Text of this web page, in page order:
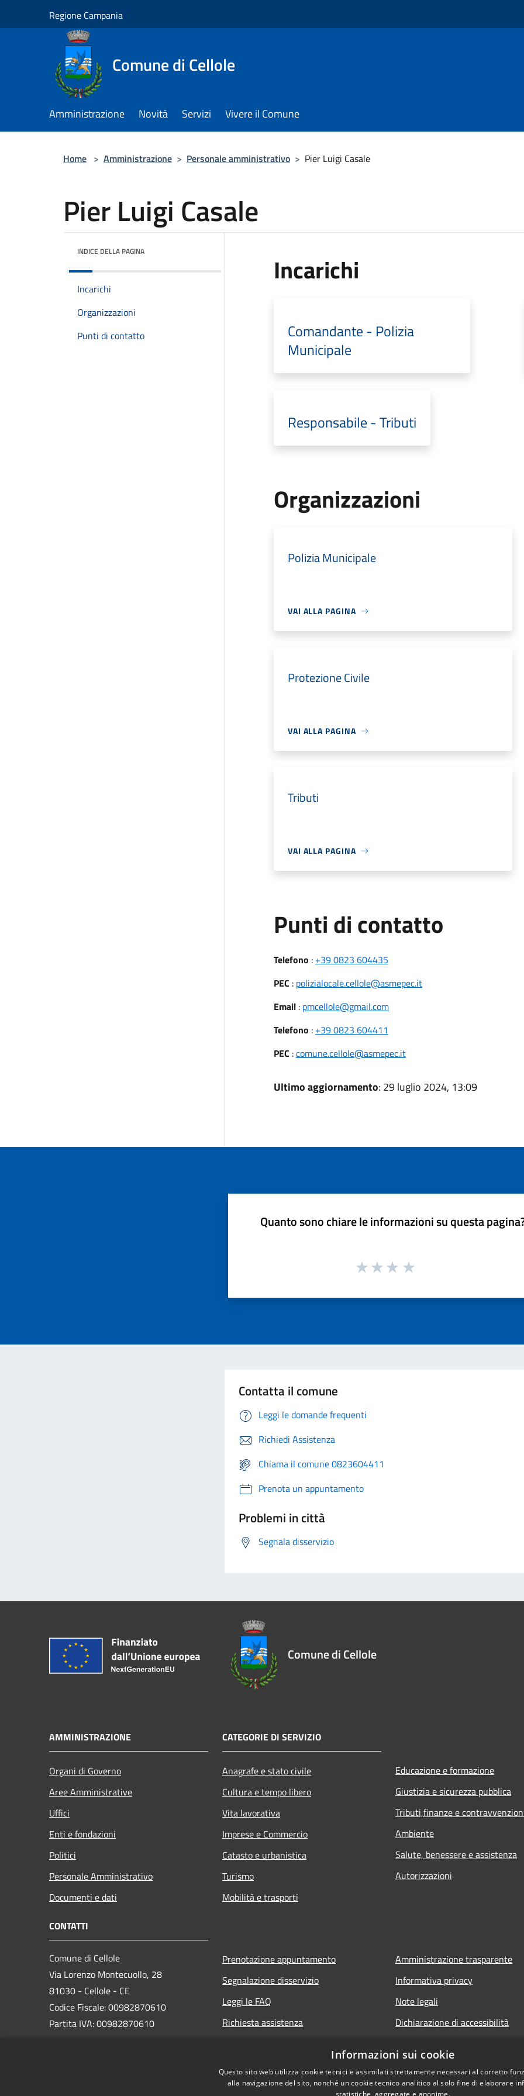
Regione Campania
Comune di Cellole
Amministrazione Novità Servizi Vivere il Comune
Home > Amministrazione > Personale amministrativo > Pier Luigi Casale
Pier Luigi Casale
INDICE DELLA PAGINA
Incarichi
Organizzazioni
Punti di contatto
Incarichi
Comandante - Polizia
Municipale
Responsabile - Tributi
Organizzazioni
Polizia Municipale
VAI ALLA PAGINA
Protezione Civile
VAI ALLA PAGINA
Tributi
VAI ALLA PAGINA
Punti di contatto
Telefono : +39 0823 604435
PEC : polizialocale.cellole@asmepec.it
Email: pmcellole@gmail.com
Telefono : +39 0823 604411
PEC :comune.cellole@asmepec.it
Ultimo aggiornamento: 29 luglio 2024, 13:09
Quanto sono chiare le informazioni su questa
Contatta il comune
Leggi le domande frequenti
Richiedi Assistenza
Chiama il comune 0823604411
Prenota un appuntamento
Problemi in città
Segnala disservizio
Comune di Cellole
AMMINISTRAZIONE
Organi di Governo
Aree Amministrative
Uffici
Enti e fondazioni
Politici
Personale Amministrativo
Documenti e dati
CATEGORIE DI SERVIZIO
Anagrafe e stato civile
Cultura e tempo libero
Vita lavorativa
Imprese e Commercio
Catasto e urbanistica
Turismo
Mobilità e trasporti
Educazione e formazione
Giustizia e sicurezza pubblica
Tributi,finanze e
Ambiente
Salute, benessere e assistenza
Autorizzazioni
CONTATTI
Comune di Cellole
Via Lorenzo Montecuollo, 28
81030 - Cellole - CE
Codice Fiscale: 00982870610
Partita IVA: 00982870610
Prenotazione appuntamento
Segnalazione disservizio
Leggi le FAQ
Richiesta assistenza
Amministrazione trasparente
Informativa privacy
Note legali
Dichiarazione di accessibilità
Informazioni sui cookie
Questo sito web utilizza cookie tecnici e assimilati strettamente necessari al corretto
alla navigazione del sito, nonché un cookie tecnico analitico al solo fine di elaborare
statistiche, aggregate e anonime.